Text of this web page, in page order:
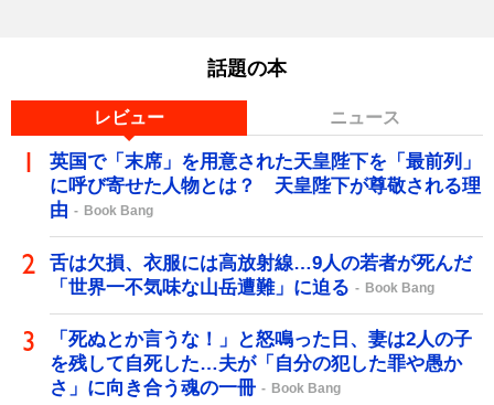
話題の本
レビュー ニュース
英国で「末席」を用意された天皇陛下を「最前列」
に呼び寄せた人物とは？ 天皇陛下が尊敬される理
由
Book Bang
舌は欠損、衣服には高放射線…9人の若者が死んだ
「世界一不気味な山岳遭難」に迫る
Book Bang
「死ぬとか言うな！」と怒鳴った日、妻は2人の子
を残して自死した…夫が「自分の犯した罪や愚か
さ」に向き合う魂の一冊
Book Bang